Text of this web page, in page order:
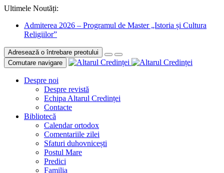
Ultimele Noutăți:
Admiterea 2026 – Programul de Master „Istoria și Cultura
Religiilor”
Adresează o întrebare preotului
Comutare navigare
Despre noi
Despre revistă
Echipa Altarul Credinței
Contacte
Bibliotecă
Calendar ortodox
Comentariile zilei
Sfaturi duhovnicești
Postul Mare
Predici
Familia